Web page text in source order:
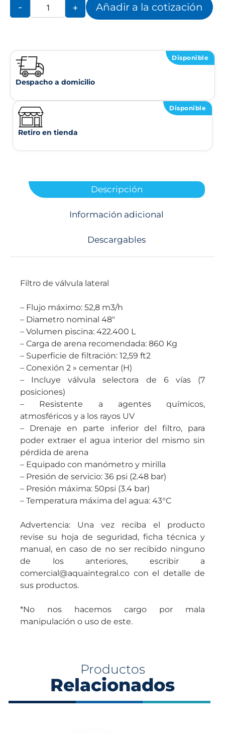
- + Añadir a la cotización
Disponible
Despacho a domicilio
Disponible
Retiro en tienda
Descripción
Información adicional
Descargables
Filtro de válvula lateral
– Flujo máximo: 52,8 m3/h
– Diametro nominal 48″
– Volumen piscina: 422.400 L
– Carga de arena recomendada: 860 Kg
– Superficie de filtración: 12,59 ft2
– Conexión 2 » cementar (H)
– Incluye válvula selectora de 6 vías (7
posiciones)
– Resistente a agentes químicos,
atmosféricos y a los rayos UV
– Drenaje en parte inferior del filtro, para
poder extraer el agua interior del mismo sin
pérdida de arena
– Equipado con manómetro y mirilla
– Presión de servicio: 36 psi (2.48 bar)
– Presión máxima: 50psi (3.4 bar)
– Temperatura máxima del agua: 43°C
Advertencia: Una vez reciba el producto
revise su hoja de seguridad, ficha técnica y
manual, en caso de no ser recibido ninguno
de los anteriores, escribir a
comercial@aquaintegral.co con el detalle de
sus productos.
*No nos hacemos cargo por mala
manipulación o uso de este.
Productos
Relacionados